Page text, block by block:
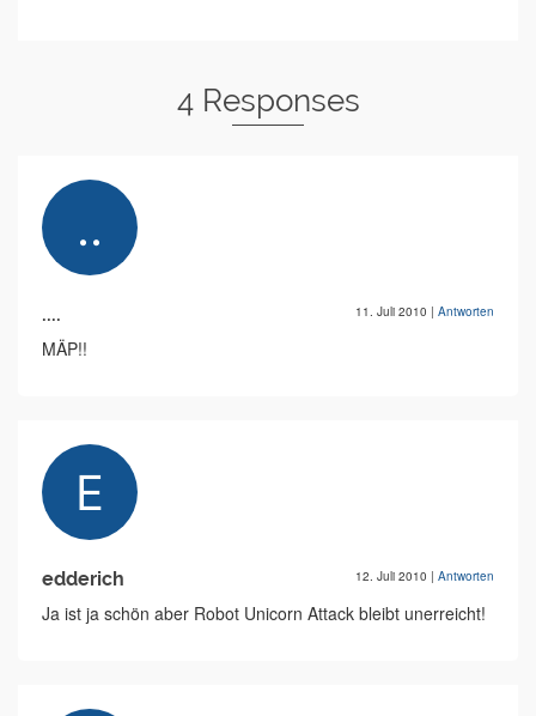
4 Responses
.... 11. Juli 2010 | Antworten
MÄP!!
edderich 12. Juli 2010 | Antworten
Ja ist ja schön aber Robot Unicorn Attack bleibt unerreicht!